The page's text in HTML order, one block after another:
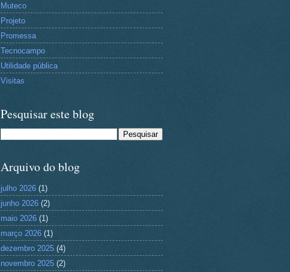
Muteco
Projeto
Promessa
Tecnocampo
Utilidade pública
Visitas
Pesquisar este blog
Arquivo do blog
julho 2026 (1)
junho 2026 (2)
maio 2026 (1)
março 2026 (1)
dezembro 2025 (4)
novembro 2025 (2)